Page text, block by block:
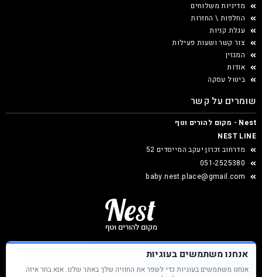
מדיניות משלוחים
החלפות \ החזרות
עגלת קניות
צור קשר ושעות פעילות
המגזין
אודות
ביטול עסקה
שומרים על קשר
Nest - מקום להורים וטף
NEST LINE
מדרחוב זכרון יעקב המייסדים 52
051-2525380
baby.nest.place@gmail.com
אנחנו משתמשים בעוגיות
אנחנו משתמשים בעוגיות כדי לשפר את החוויה שלך באתר שלנו. אנא בחר איזה